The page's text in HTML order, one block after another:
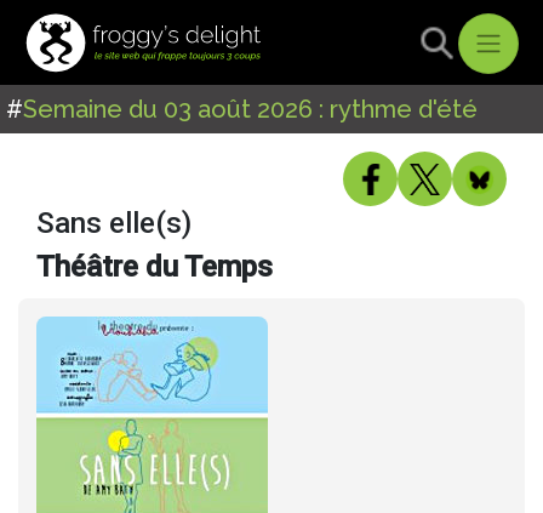
#Semaine du 03 août 2026 : rythme d'été
Sans elle(s)
Théâtre du Temps